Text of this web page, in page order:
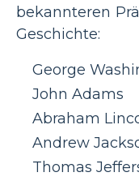
bekannteren
Geschichte:
George
John Adams
Abraham
Andrew
Thomas